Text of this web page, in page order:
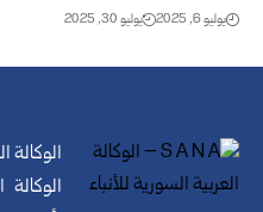
يوليو 6, 2025 يوليو 30, 2025
الوكالة